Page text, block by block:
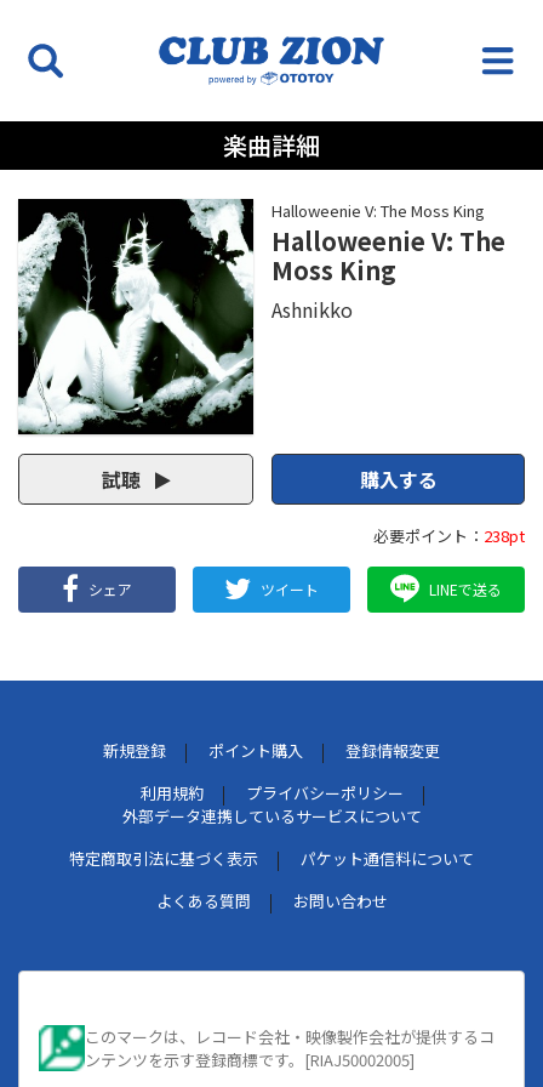
楽曲詳細
Halloweenie V: The Moss King
Halloweenie V: The
Moss King
Ashnikko
試聴 購入する
必要ポイント： 238pt
シェア ツイート LINEで送る
新規登録 ポイント購入
登録情報変更
利用規約
プライバシーポリシー
外部データ連携しているサービスについて
特定商取引法に基づく表示
パケット通信料について
よくある質問
お問い合わせ
このマークは、レコード会社・映像製作会社が提供するコ
ンテンツを示す登録商標です。[RIAJ50002005]